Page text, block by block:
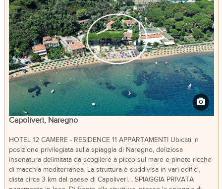
Capoliveri, Naregno
HOTEL 12 CAMERE - RESIDENCE 11 APPARTAMENTI Ubicati in
posizione privilegiata sulla spiaggia di Naregno, deliziosa
insenatura delimitata da scogliere a picco sul mare e pinete ricche
di macchia mediterranea. La struttura è suddivisa in vari edifici,
dista circa 3 km dal paese di Capoliveri. , SPIAGGIA PRIVATA